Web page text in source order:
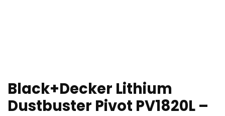
Black+Decker Lithium
Dustbuster Pivot PV1820L –